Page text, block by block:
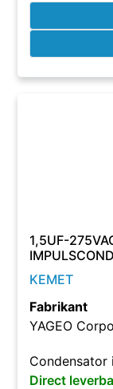
1,5UF-
KEMET
Fabrikant
YAGEO
Condensator
Direct